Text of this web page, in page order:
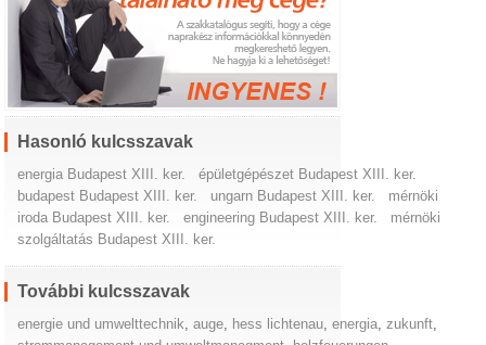
Hasonló kulcsszavak
energia Budapest XIII. ker.
épületgépészet Budapest XIII. ker.
budapest Budapest XIII. ker.
ungarn Budapest XIII. ker.
mérnöki
iroda Budapest XIII. ker.
engineering Budapest XIII. ker.
mérnöki
szolgáltatás Budapest XIII. ker.
További kulcsszavak
energie und umwelttechnik ,auge hess lichtenau ,energia ,zukunft